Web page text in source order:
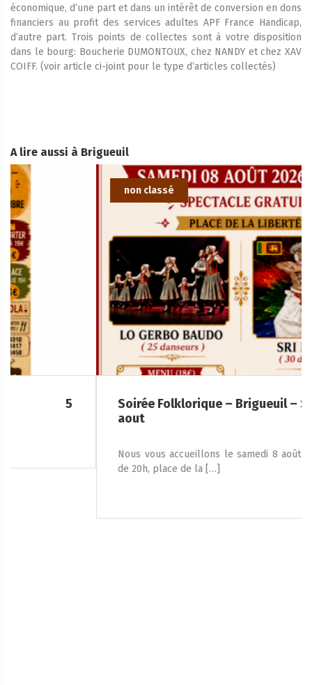
économique, d’une part et dans un intérêt de conversion en dons
financiers au profit des services adultes APF France Handicap,
d’autre part. Trois points de collectes sont à votre disposition
dans le bourg: Boucherie DUMONTOUX, chez NANDY et chez XAV
COIFF. (voir article ci-joint pour le type d’articles collectés)
A lire aussi à Brigueuil
Soirée Folklorique – Brigueuil – Samedi 08
Nous vous accueillons le samedi 8 août 2026, à partir
de 20h, place de la […]